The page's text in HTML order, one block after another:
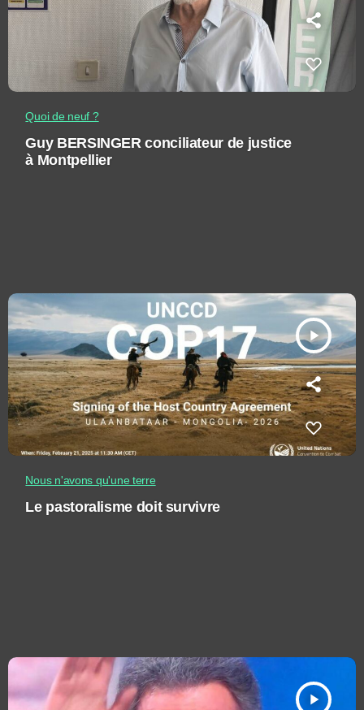
Quoi de neuf ?
Guy BERSINGER conciliateur de justice
à Montpellier
play_arrow
Nous n'avons qu'une terre
Le pastoralisme doit survivre
play_arrow